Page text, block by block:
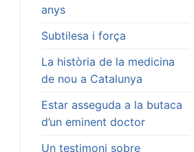
anys
Subtilesa i força
La història de la medicina
de nou a Catalunya
Estar asseguda a la butaca
d’un eminent doctor
Un testimoni sobre